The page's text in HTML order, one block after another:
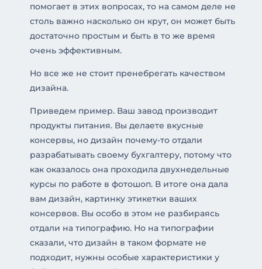
помогает в этих вопросах, то на самом деле не
столь важно насколько он крут, он может быть
достаточно простым и быть в то же время
очень эффективным.
Но все же не стоит пренебрегать качеством
дизайна.
Приведем пример. Ваш завод производит
продукты питания. Вы делаете вкусные
консервы, но дизайн почему-то отдали
разрабатывать своему бухгалтеру, потому что
как оказалось она проходила двухнедельные
курсы по работе в фотошоп. В итоге она дала
вам дизайн, картинку этикетки ваших
консервов. Вы особо в этом не разбираясь
отдали на типографию. Но на типографии
сказали, что дизайн в таком формате не
подходит, нужны особые характеристики у